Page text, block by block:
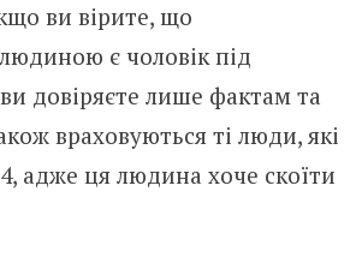
ви вірите, що
є чоловік під
довіряєте лише фактам та
враховуються ті люди, які
адже ця людина хоче скоїти